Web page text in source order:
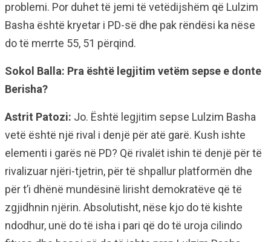
problemi. Por duhet të jemi të vetëdijshëm që Lulzim
Basha është kryetar i PD-së dhe pak rëndësi ka nëse
do të merrte 55, 51 përqind.
Sokol Balla: Pra është legjitim vetëm sepse e donte
Berisha?
Astrit Patozi: Jo. Është legjitim sepse Lulzim Basha
vetë është një rival i denjë për atë garë. Kush ishte
elementi i garës në PD? Që rivalët ishin të denjë për të
rivalizuar njëri-tjetrin, për të shpallur platformën dhe
për t’i dhënë mundësinë lirisht demokratëve që të
zgjidhnin njërin. Absolutisht, nëse kjo do të kishte
ndodhur, unë do të isha i pari që do të uroja cilindo